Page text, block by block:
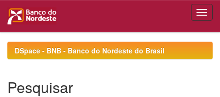
navigationDSpace - BNB - Banco do Nordeste do Brasil
Pesquisar